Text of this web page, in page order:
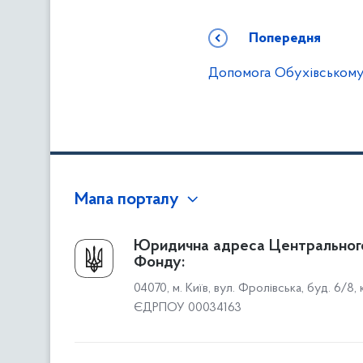
Попередня
Допомога
Мапа порталу
Про Фонд
Керівництво
Структура Фонду
Територіальні відділення
Юридична адреса
Фонду:
04070, м. Київ, вул. Фролівська, буд. 6/8,
ЄДРПОУ 00034163